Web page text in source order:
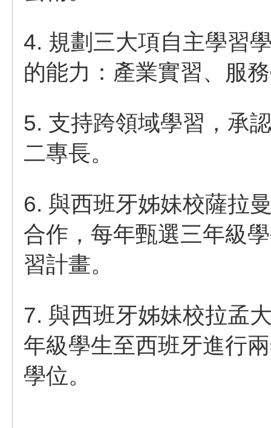
4. 規劃三大項自主學習
的能力：產業實習、服
5. 支持跨領域學習，承
二專長。
6. 與西班牙姊妹校薩拉
合作，每年甄選三年級
習計畫。
7. 與西班牙姊妹校拉孟
年級學生至西班牙進行
學位。